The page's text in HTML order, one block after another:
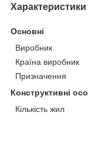
Характеристики
Основні
Виробник
Країна виробник
Призначення
Конструктивні
Кількість жил